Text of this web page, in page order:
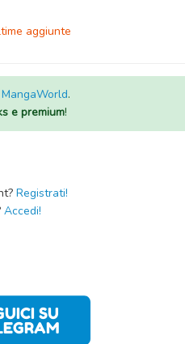
aggiunte
MangaWorld.
e premium!
Registrati!
Accedi!